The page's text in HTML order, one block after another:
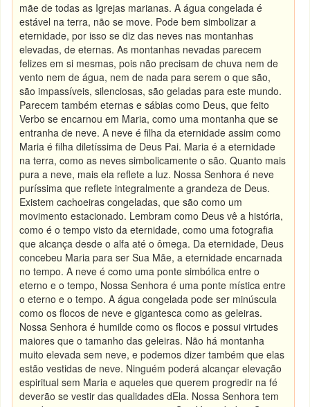
mãe de todas as Igrejas marianas. A água congelada é
estável na terra, não se move. Pode bem simbolizar a
eternidade, por isso se diz das neves nas montanhas
elevadas, de eternas. As montanhas nevadas parecem
felizes em si mesmas, pois não precisam de chuva nem de
vento nem de água, nem de nada para serem o que são,
são impassíveis, silenciosas, são geladas para este mundo.
Parecem também eternas e sábias como Deus, que feito
Verbo se encarnou em Maria, como uma montanha que se
entranha de neve. A neve é filha da eternidade assim como
Maria é filha diletíssima de Deus Pai. Maria é a eternidade
na terra, como as neves simbolicamente o são. Quanto mais
pura a neve, mais ela reflete a luz. Nossa Senhora é neve
puríssima que reflete integralmente a grandeza de Deus.
Existem cachoeiras congeladas, que são como um
movimento estacionado. Lembram como Deus vê a história,
como é o tempo visto da eternidade, como uma fotografia
que alcança desde o alfa até o ômega. Da eternidade, Deus
concebeu Maria para ser Sua Mãe, a eternidade encarnada
no tempo. A neve é como uma ponte simbólica entre o
eterno e o tempo, Nossa Senhora é uma ponte mística entre
o eterno e o tempo. A água congelada pode ser minúscula
como os flocos de neve e gigantesca como as geleiras.
Nossa Senhora é humilde como os flocos e possui virtudes
maiores que o tamanho das geleiras. Não há montanha
muito elevada sem neve, e podemos dizer também que elas
estão vestidas de neve. Ninguém poderá alcançar elevação
espiritual sem Maria e aqueles que querem progredir na fé
deverão se vestir das qualidades dEla. Nossa Senhora tem